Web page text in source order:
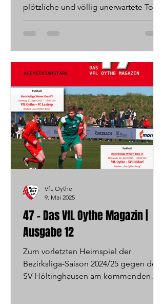
plötzliche und völlig unerwartete Tod
unseres Trainers Zoran...
47 - Das VfL Oythe Magazin |
Ausgabe 12
Zum vorletzten Heimspiel der
Bezirksliga-Saison 2024/25 gegen den
SV Höltinghausen am kommenden
VfL Oythe
9. Mai 2025